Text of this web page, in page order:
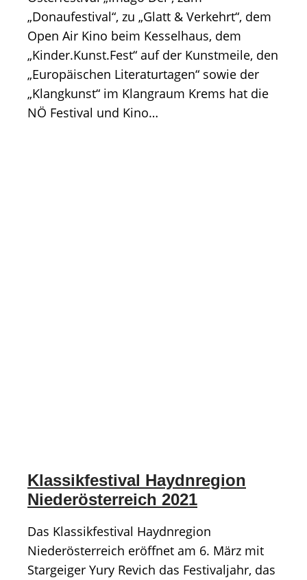
„Donaufestival“, zu „Glatt & Verkehrt“, dem
Open Air Kino beim Kesselhaus, dem
„Kinder.Kunst.Fest“ auf der Kunstmeile, den
„Europäischen Literaturtagen“ sowie der
„Klangkunst“ im Klangraum Krems hat die
NÖ Festival und Kino…
Klassikfestival Haydnregion
Niederösterreich 2021
Das Klassikfestival Haydnregion
Niederösterreich eröffnet am 6. März mit
Star­geiger Yury Revich das Festivaljahr, das